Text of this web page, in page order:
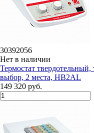
30392056
Нет в наличии
Термостат твердотельный,
выбор, 2 места, HB2AL
149 320 руб.